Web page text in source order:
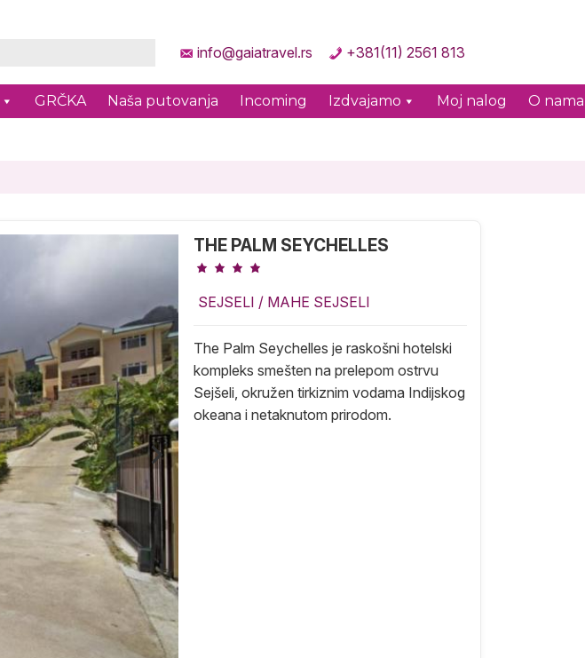
info@gaiatravel.rs +381(11) 2561 813
GRČKA Naša putovanja Incoming Izdvajamo Moj nalog O nama
THE PALM SEYCHELLES
SEJSELI / MAHE SEJSELI
The Palm Seychelles je raskošni hotelski
kompleks smešten na prelepom ostrvu
Sejšeli, okružen tirkiznim vodama Indijskog
okeana i netaknutom prirodom.